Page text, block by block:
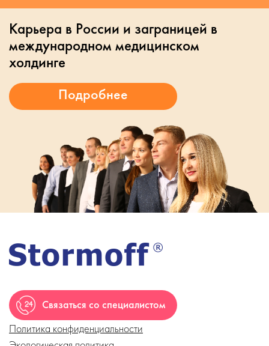
Карьера в России и заграницей в
международном медицинском
холдинге
Связаться со специалистом
Политика конфиденциальности